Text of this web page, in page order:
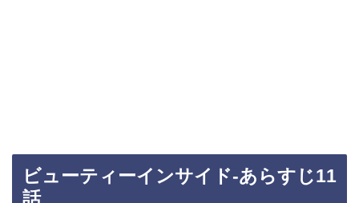
ビューティーインサイド-あらすじ11
話